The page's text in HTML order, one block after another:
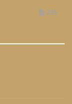
235